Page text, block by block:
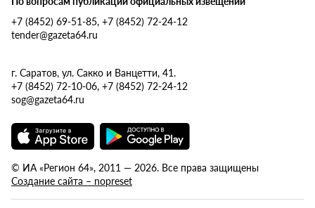
+7 (8452) 69-51-85, +7 (8452) 72-24-12
tender@gazeta64.ru
г. Саратов, ул. Сакко и Ванцетти, 41.
+7 (8452) 72-10-06, +7 (8452) 72-24-12
sog@gazeta64.ru
© ИА «Регион 64», 2011 — 2026. Все права защищены
Создание сайта – nopreset